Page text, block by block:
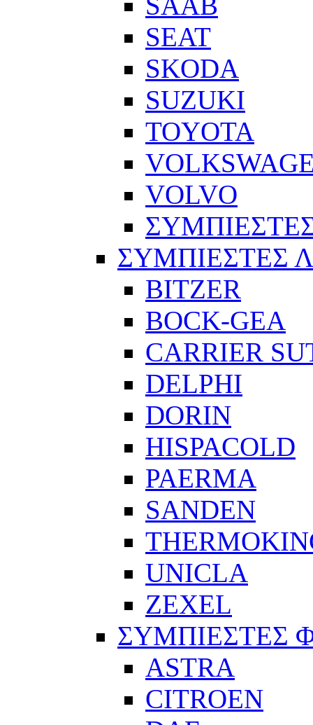
SEAT
SKODA
SUZUKI
TOYOTA
VOLVO
ΣΥΜΠΙΕΣΤΕΣ
BITZER
BOCK-GEA
CARRIER
DELPHI
DORIN
HISPACOLD
PAERMA
SANDEN
UNICLA
ZEXEL
ΣΥΜΠΙΕΣΤΕΣ
ASTRA
CITROEN